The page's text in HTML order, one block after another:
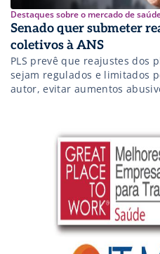
Destaques sobre o mercado de
Senado quer submeter
coletivos à ANS
PLS prevê que reajustes dos
sejam regulados e limitados
autor, evitar aumentos